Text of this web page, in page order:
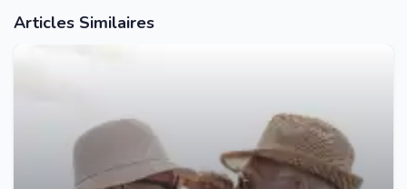
Articles Similaires